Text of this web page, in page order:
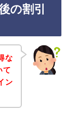
の割引
な
て
ン